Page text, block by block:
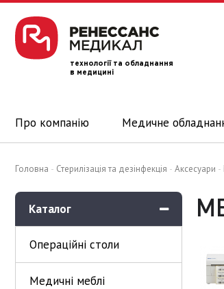
технології та обладнання
в медицині
Про компанію Медичне
Головна Стерилізація та дезінфекція Аксесуари
Каталог
Операційні столи
Медичні меблі